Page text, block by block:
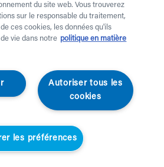
ouvrables, une livraison urgente
le jour ouvrable suivant.
lieu les jours fériés.
du site web. Vous trouverez
sur le responsable du traitement,
ces cookies, les données qu'ils
vie dans notre politique en matière
Autoriser tous les
cookies
les préférences